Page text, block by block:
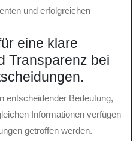
und erfolgreichen
eine klare
Transparenz bei
entscheidender Bedeutung,
Informationen verfügen
getroffen werden.